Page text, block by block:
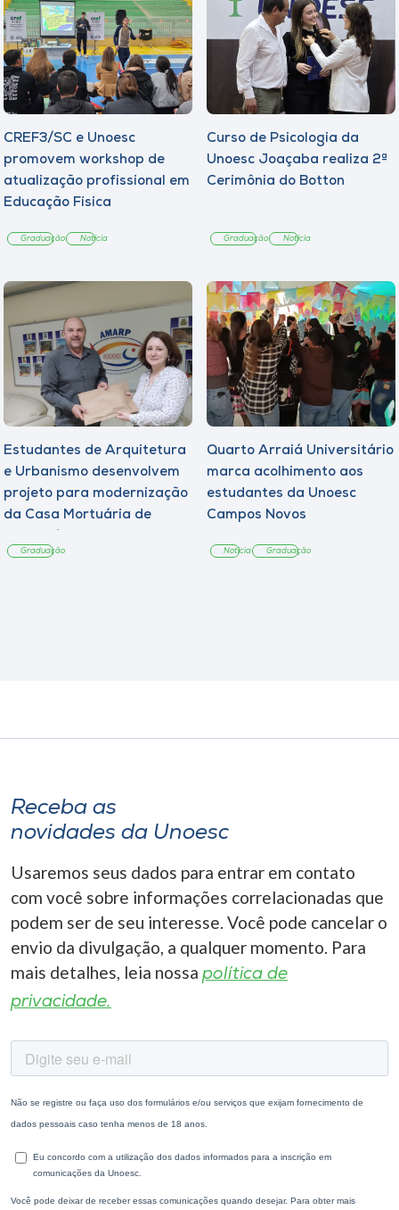
CREF3/SC e Unoesc
promovem workshop de
atualização profissional em
Educação Física
Graduação Notícia
Curso de Psicologia da
Unoesc Joaçaba realiza 2ª
Cerimônia do Botton
Graduação Notícia
Estudantes de Arquitetura
e Urbanismo desenvolvem
projeto para modernização
da Casa Mortuária de
Graduação
Quarto Arraiá Universitário
marca acolhimento aos
estudantes da Unoesc
Campos Novos
Notícia Graduação
Receba as
novidades da Unoesc
Usaremos seus dados para entrar em contato
com você sobre informações correlacionadas que
podem ser de seu interesse. Você pode cancelar o
envio da divulgação, a qualquer momento. Para
mais detalhes, leia nossa política de
privacidade.